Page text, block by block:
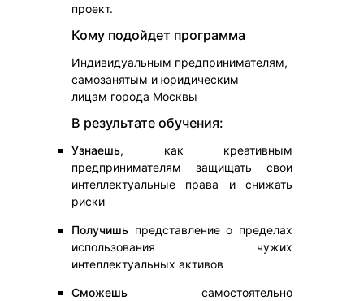
проект.
Кому подойдет программа
Индивидуальным предпринимателям,
самозанятым и юридическим
лицам города Москвы
В результате обучения:
Узнаешь, как креативным
предпринимателям защищать свои
интеллектуальные права и снижать
риски
Получишь представление о пределах
использования чужих
интеллектуальных активов
Сможешь самостоятельно